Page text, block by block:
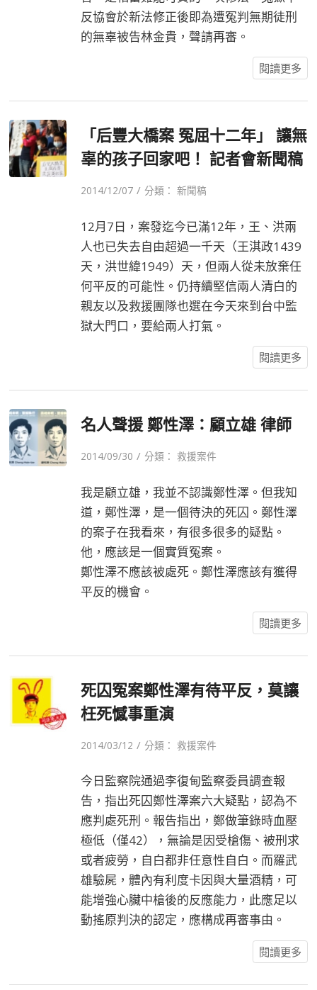
反協會於新法修正後即為遭冤判無期徒刑
的無辜被告林金貴，聲請再審。
閱讀更多
「后豐大橋案 冤屈十二年」 讓無
辜的孩子回家吧！ 記者會新聞稿
2014/12/07 / 分類：新聞稿
12月7日，案發迄今已滿12年，王、洪兩
人也已失去自由超過一千天（王淇政1439
天，洪世緯1949）天，但兩人從未放棄任
何平反的可能性。仍持續堅信兩人清白的
親友以及救援團隊也選在今天來到台中監
獄大門口，要給兩人打氣。
閱讀更多
名人聲援 鄭性澤：顧立雄 律師
2014/09/30 / 分類：救援案件
我是顧立雄，我並不認識鄭性澤。但我知
道，鄭性澤，是一個待決的死囚。鄭性澤
的案子在我看來，有很多很多的疑點。
他，應該是一個實質冤案。
鄭性澤不應該被處死。鄭性澤應該有獲得
平反的機會。
閱讀更多
死囚冤案鄭性澤有待平反，莫讓
枉死憾事重演
2014/03/12 / 分類：救援案件
今日監察院通過李復甸監察委員調查報
告，指出死囚鄭性澤案六大疑點，認為不
應判處死刑。報告指出，鄭做筆錄時血壓
極低（僅42），無論是因受槍傷、被刑求
或者疲勞，自白都非任意性自白。而羅武
雄驗屍，體內有利度卡因與大量酒精，可
能增強心臟中槍後的反應能力，此應足以
動搖原判決的認定，應構成再審事由。
閱讀更多